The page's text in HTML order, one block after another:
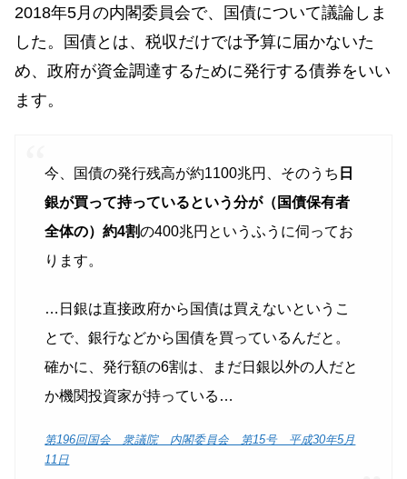
2018年5月の内閣委員会で、国債について議論しま
した。国債とは、税収だけでは予算に届かないた
め、政府が資金調達するために発行する債券をいい
ます。
今、国債の発行残高が約1100兆円、そのうち 日
銀が買って持っているという分が（国債保有者
全体の）約4割の400兆円というふうに伺ってお
ります。
…日銀は直接政府から国債は買えないというこ
とで、銀行などから国債を買っているんだと。
確かに、発行額の6割は、まだ日銀以外の人だと
か機関投資家が持っている…
第196回国会 衆議院 内閣委員会 第15号 平成30年5月
11日